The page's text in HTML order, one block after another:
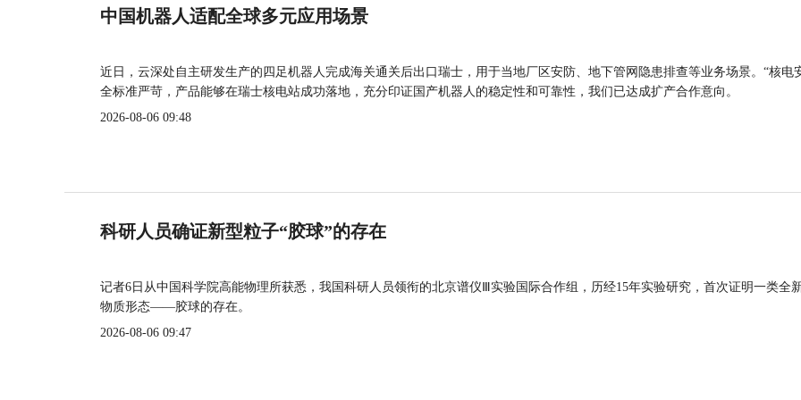
中国机器人适配全球多元应用场景
近日，云深处自主研发生产的四足机器人完成海关通关后出口瑞士，用于当地厂区安防、地下管网隐患排查等业务场景。“核电
全标准严苛，产品能够在瑞士核电站成功落地，充分印证国产机器人的稳定性和可靠性，我们已达成扩产合作意向。
2026-08-06 09:48
科研人员确证新型粒子“胶球”的存在
记者6日从中国科学院高能物理所获悉，我国科研人员领衔的北京谱仪Ⅲ实验国际合作组，历经15年实验研究，首次证明一类全
物质形态——胶球的存在。
2026-08-06 09:47